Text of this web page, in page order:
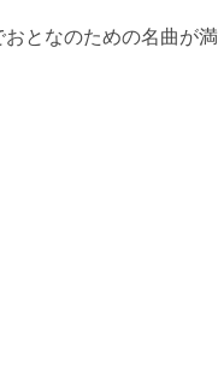
となのための名曲が満